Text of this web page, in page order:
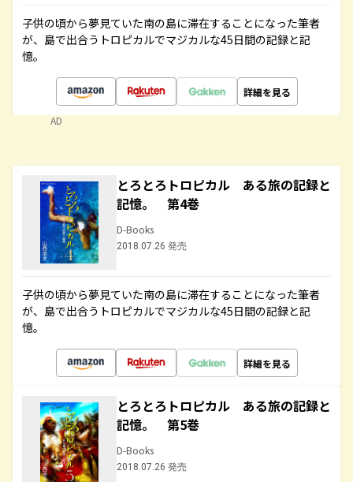
子供の頃から夢見ていた南の島に滞在することになった筆者
が、島で出合うトロピカルでマジカルな45日間の記録と記
憶。
詳細を見る
AD
とろとろトロピカル ある旅の記録と
記憶。 第4巻
D-Books
2018.07.26 発売
子供の頃から夢見ていた南の島に滞在することになった筆者
が、島で出合うトロピカルでマジカルな45日間の記録と記
憶。
詳細を見る
とろとろトロピカル ある旅の記録と
記憶。 第5巻
D-Books
2018.07.26 発売